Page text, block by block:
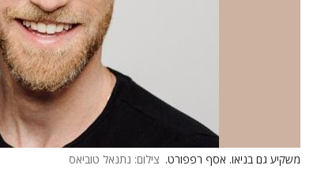
משקיע גם בניאו. אסף רפפורט. צילום: נתנאל טוביאס